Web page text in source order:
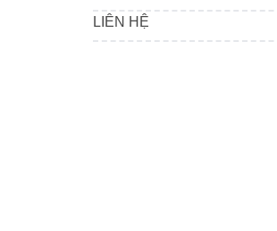
LIÊN HỆ